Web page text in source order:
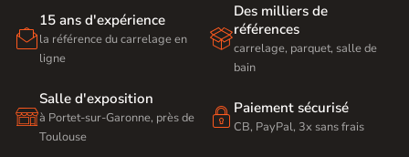

15 ans d'expérience
la référence du carrelage en
ligne

Des milliers de
références
carrelage, parquet, salle de
bain

Salle d'exposition
à Portet-sur-Garonne, près de
Toulouse
 Paiement sécurisé
CB, PayPal, 3x sans frais